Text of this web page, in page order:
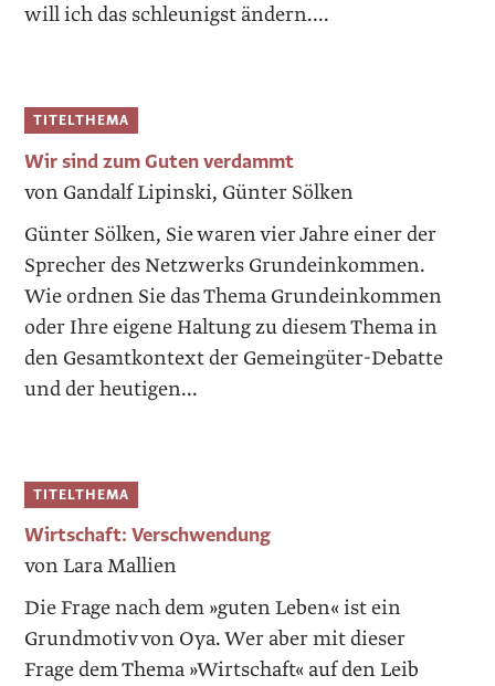
will ich das schleunigst ändern....
TITELTHEMA
Wir sind zum Guten verdammt
von Gandalf Lipinski, Günter Sölken
Günter Sölken, Sie waren vier Jahre einer der
Sprecher des Netzwerks Grundeinkommen.
Wie ordnen Sie das Thema Grundeinkommen
oder Ihre eigene Haltung zu diesem Thema in
den Gesamtkontext der Gemeingüter-Debatte
und der heutigen...
TITELTHEMA
Wirtschaft: Verschwendung
von Lara Mallien
Die Frage nach dem »guten Leben« ist ein
Grundmotiv von Oya. Wer aber mit dieser
Frage dem Thema »Wirtschaft« auf den Leib